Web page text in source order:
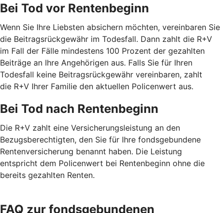
Bei Tod vor Rentenbeginn
Wenn Sie Ihre Liebsten absichern möchten, vereinbaren Sie
die Beitragsrückgewähr im Todesfall. Dann zahlt die R+V
im Fall der Fälle mindestens 100 Prozent der gezahlten
Beiträge an Ihre Angehörigen aus. Falls Sie für Ihren
Todesfall keine Beitragsrückgewähr vereinbaren, zahlt
die R+V Ihrer Familie den aktuellen Policenwert aus.
Bei Tod nach Rentenbeginn
Die R+V zahlt eine Versicherungsleistung an den
Bezugsberechtigten, den Sie für Ihre fondsgebundene
Rentenversicherung benannt haben. Die Leistung
entspricht dem Policenwert bei Rentenbeginn ohne die
bereits gezahlten Renten.
FAQ zur fondsgebundenen